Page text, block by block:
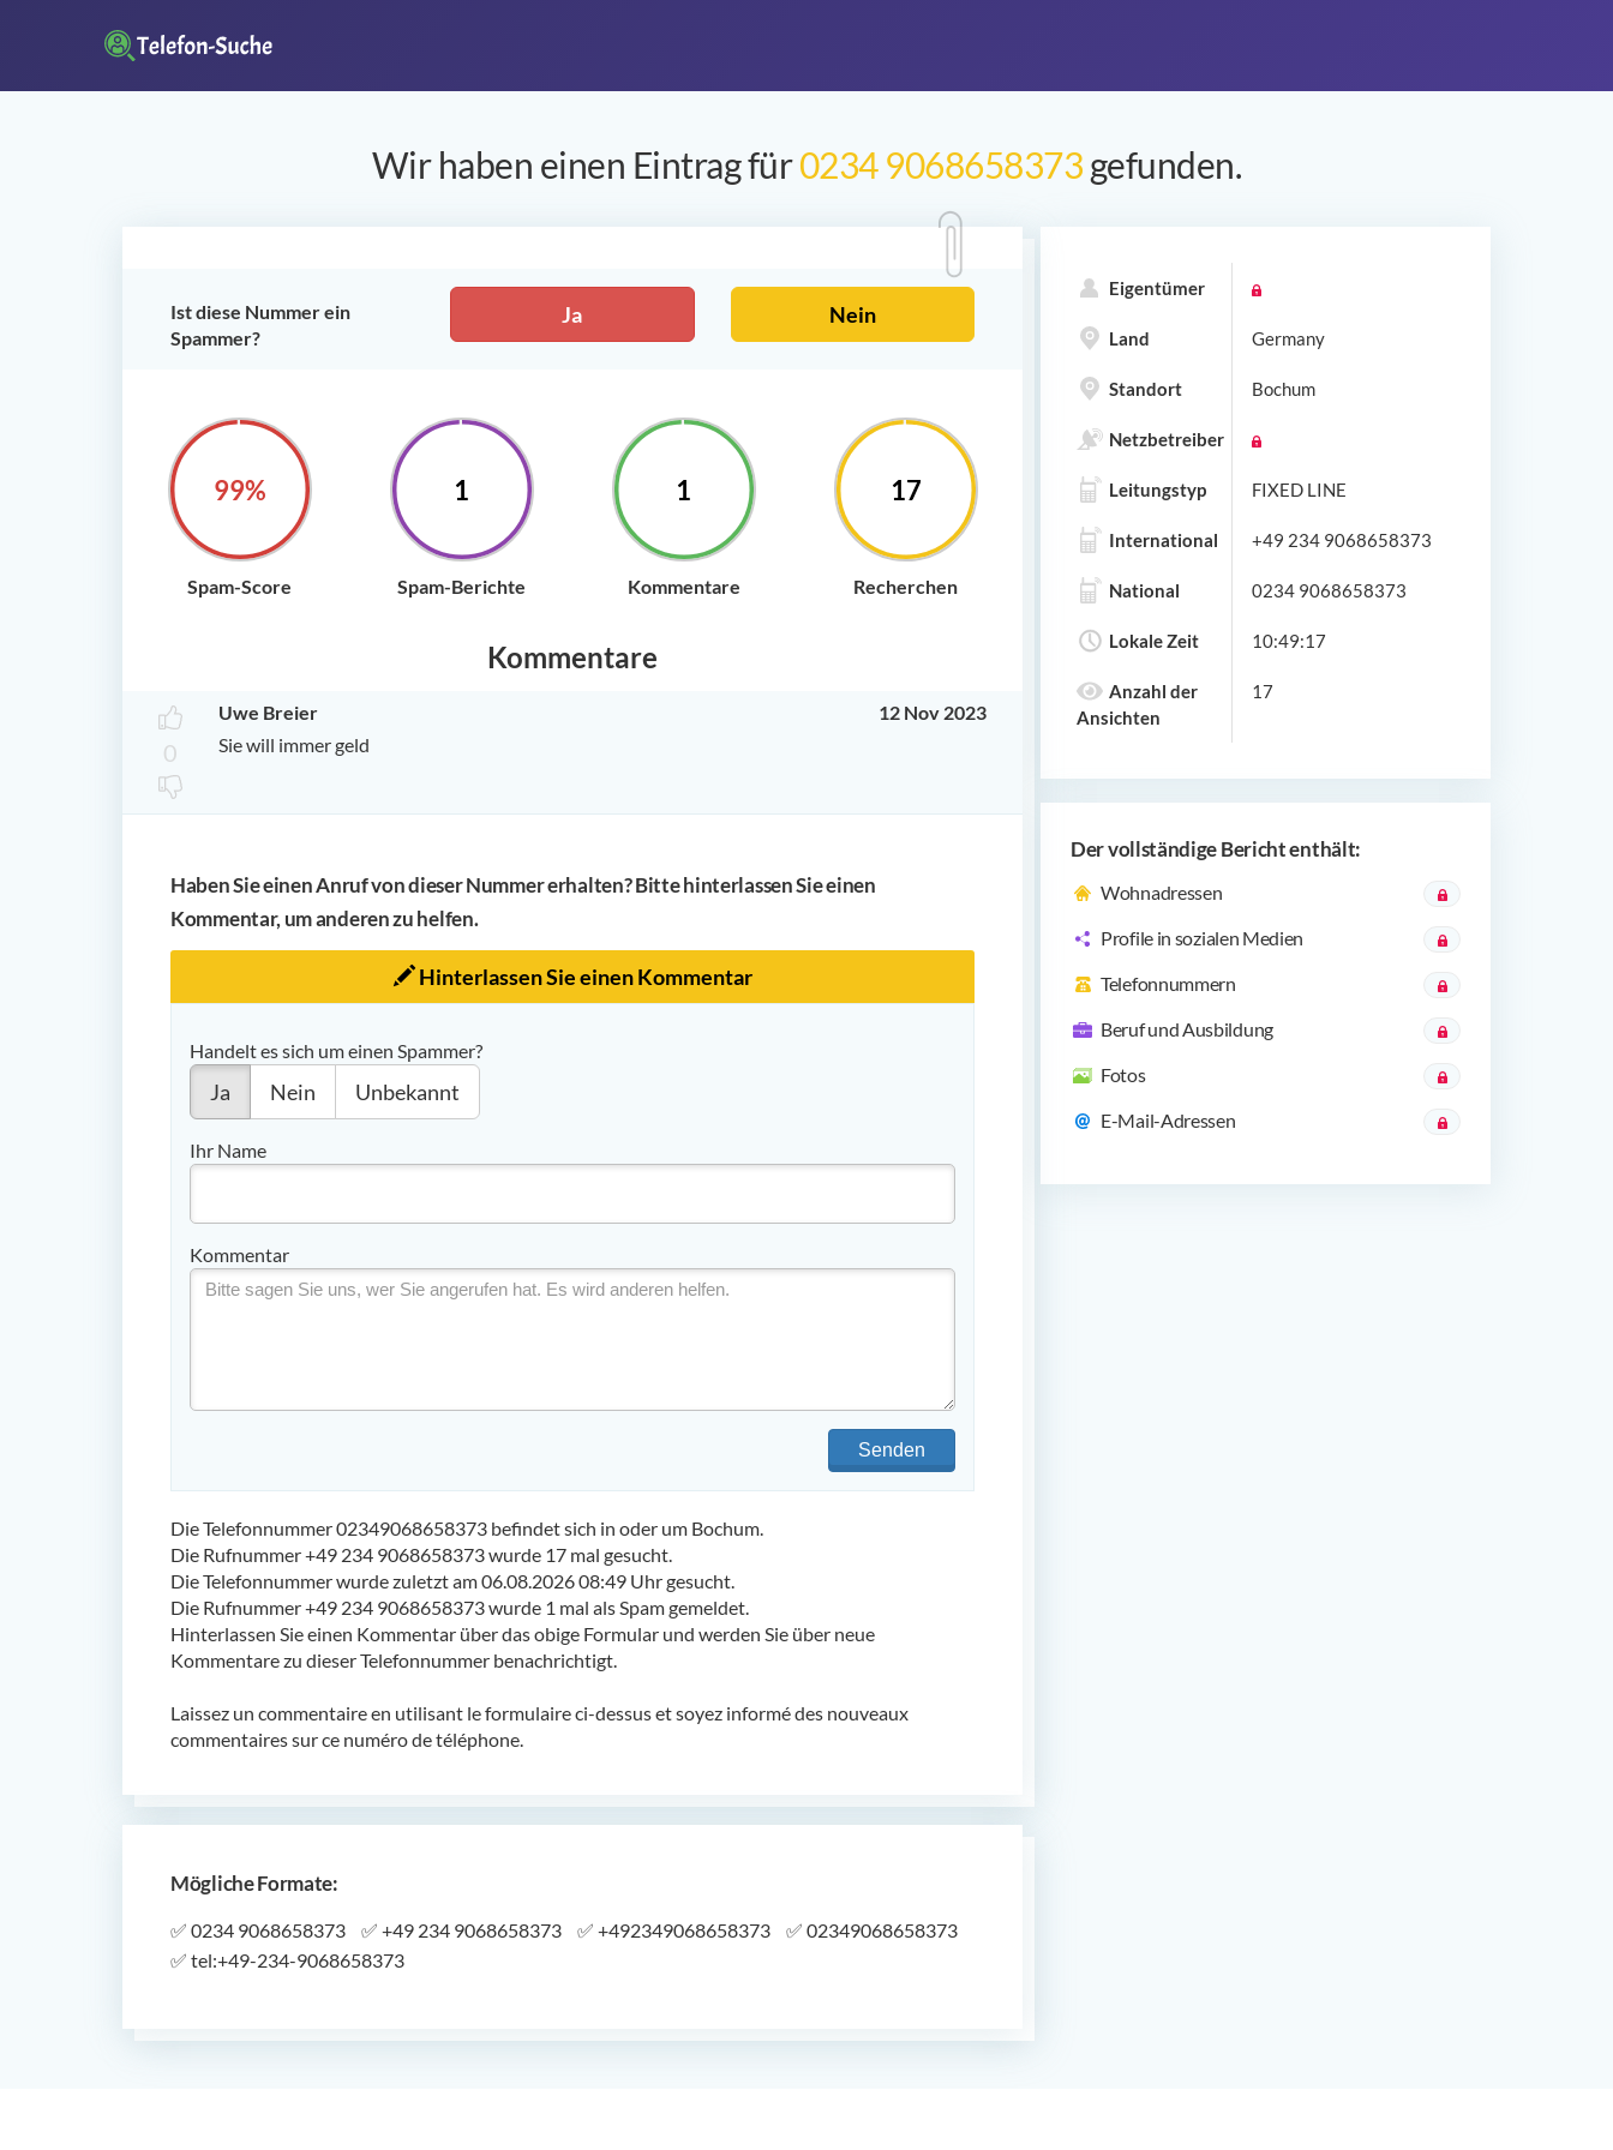
Wir haben einen Eintrag für0234 9068658373gefunden.
Ist diese Nummer ein
Spammer?
Ja Nein
100%
Spam-Score
1
Spam-Berichte
1
Kommentare
17
Recherchen
Kommentare
0
Uwe Breier
12 Nov 2023
Sie will immer geld
Haben Sie einen Anruf von dieser Nummer erhalten? Bitte hinterlassen Sie einen
Kommentar, um anderen zu helfen.
Hinterlassen Sie einen Kommentar
Handelt es sich um einen Spammer?
Ja Nein Unbekannt
Ihr Name
Kommentar
Senden
Die Telefonnummer 02349068658373 befindet sich in oder um Bochum.
Die Rufnummer +49 234 9068658373 wurde 17 mal gesucht.
Die Telefonnummer wurde zuletzt am 06.08.2026 08:49 Uhr gesucht.
Die Rufnummer +49 234 9068658373 wurde 1 mal als Spam gemeldet.
Hinterlassen Sie einen Kommentar über das obige Formular und werden Sie über neue
Kommentare zu dieser Telefonnummer benachrichtigt.
Laissez un commentaire en utilisant le formulaire ci-dessus et soyez informé des nouveaux
commentaires sur ce numéro de téléphone.
Mögliche Formate:
✅ 0234 9068658373 ✅ +49 234 9068658373 ✅ +492349068658373 ✅ 02349068658373
✅ tel:+49-234-9068658373
Eigentümer
Land Germany
Standort Bochum
Netzbetreiber
Leitungstyp FIXED LINE
International +49 234 9068658373
National 0234 9068658373
Lokale Zeit 10:49:17
Anzahl der
Ansichten
17
Der vollständige Bericht enthält:
Wohnadressen
Profile in sozialen Medien
Telefonnummern
Beruf und Ausbildung
Fotos
E-Mail-Adressen